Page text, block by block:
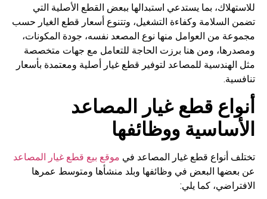
للاستهلاك، بما يستدعي استبدالها ببعض القطع الأصلية التي
تضمن السلامة وكفاءة التشغيل، وتتنوع أسعار قطع الغيار حسب
مجموعة من العوامل منها نوع المصعد نفسه، جودة المكونات،
ومصدرها، ومن هنا برزت الحاجة للتعامل مع جهات متخصصة
مثل الهندسية للمصاعد لتوفير قطع غيار أصلية ومعتمدة بأسعار
تنافسية.
أنواع قطع غيار المصاعد
الأساسية ووظائفها
تختلف أنواع قطع غيار المصاعد في موقع بيع قطع غيار المصاعد
عن بعضها البعض في وظائفها وبلد منشأها ومتوسط عمرها
الافتراضي، كما يلي: